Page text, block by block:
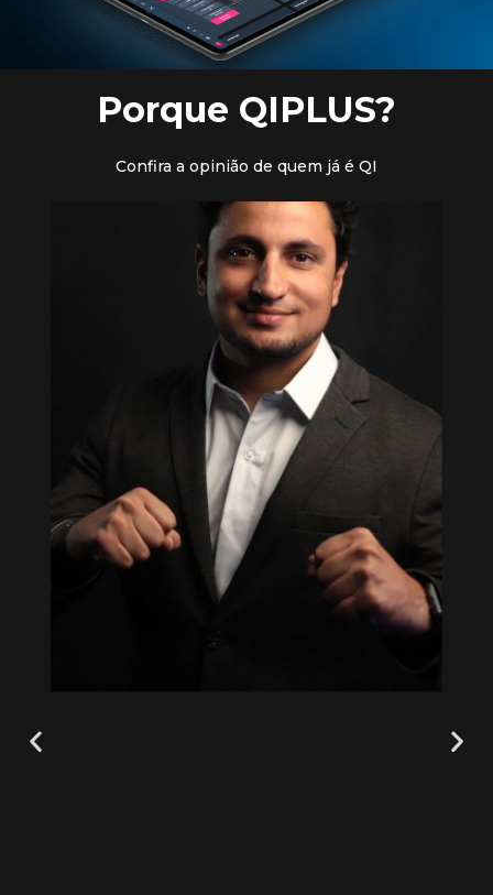
Porque QIPLUS?
Confira a opinião de quem já é QI